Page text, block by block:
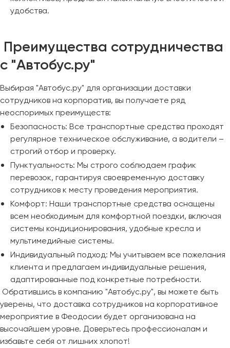
удобства.
Преимущества сотрудничества
с "Автобус.ру"
Выбирая "Автобус.ру" для организации доставки
сотрудников на корпоратив, вы получаете ряд
неоспоримых преимуществ:
Безопасность: Все транспортные средства проходят
регулярное техническое обслуживание, а водители –
строгий отбор и проверку.
Пунктуальность: Мы строго соблюдаем график
перевозок, гарантируя своевременную доставку
сотрудников к месту проведения мероприятия.
Комфорт: Наши транспортные средства оснащены
всем необходимым для комфортной поездки, включая
системы кондиционирования, удобные кресла и
мультимедийные системы.
Индивидуальный подход: Мы учитываем все пожелания
клиента и предлагаем индивидуальные решения,
адаптированные под конкретные потребности.
Обратившись в компанию "Автобус.ру", вы можете быть
уверены, что доставка сотрудников на корпоративное
мероприятие в Феодосии будет организована на
высочайшем уровне. Доверьтесь профессионалам и
избавьте себя от лишних хлопот!